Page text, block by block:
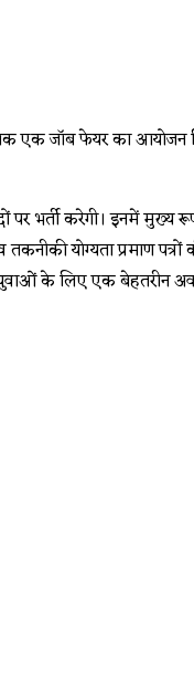
तक एक जॉब फेयर का
पर भर्ती करेगी। इनमें
योग्यता प्रमाण पत्रों
युवाओं के लिए एक